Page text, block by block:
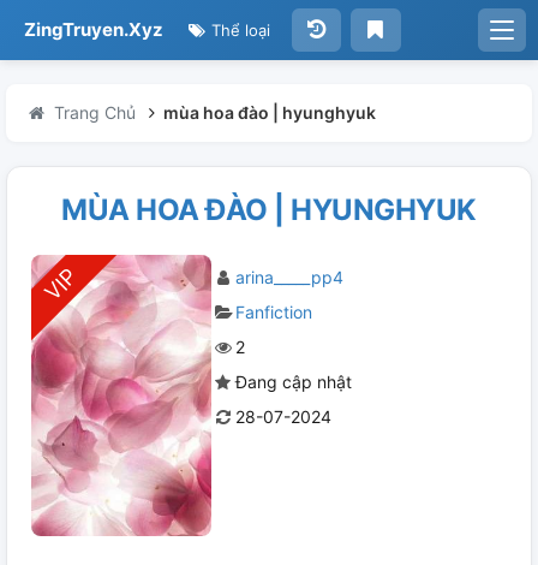
ZingTruyen.Xyz Thể loại
Trang Chủ mùa hoa đào | hyunghyuk
MÙA HOA ĐÀO | HYUNGHYUK
arina_____pp4
Fanfiction
2
Đang cập nhật
28-07-2024